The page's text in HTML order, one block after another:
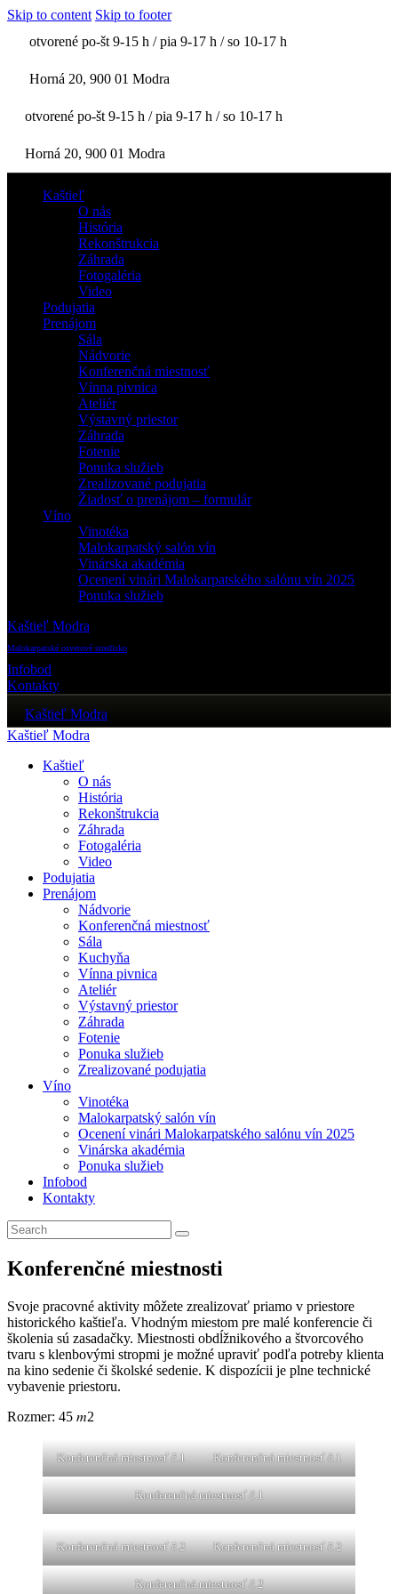
Skip to content Skip to footer
otvorené po-št 9-15 h / pia 9-17 h / so 10-17 h
Horná 20, 900 01 Modra
otvorené po-št 9-15 h / pia 9-17 h / so 10-17 h
Horná 20, 900 01 Modra
Kaštieľ
O nás
História
Rekonštrukcia
Záhrada
Fotogaléria
Video
Podujatia
Prenájom
Sála
Nádvorie
Konferenčná miestnosť
Vínna pivnica
Ateliér
Výstavný priestor
Záhrada
Fotenie
Ponuka služieb
Zrealizované podujatia
Žiadosť o prenájom – formulár
Víno
Vinotéka
Malokarpatský salón vín
Vinárska akadémia
Ocenení vinári Malokarpatského salónu vín 2025
Ponuka služieb
Kaštieľ Modra
Malokarpatské osvetové stredisko
Infobod
Kontakty
Kaštieľ Modra
Kaštieľ Modra
Kaštieľ
O nás
História
Rekonštrukcia
Záhrada
Fotogaléria
Video
Podujatia
Prenájom
Nádvorie
Konferenčná miestnosť
Sála
Kuchyňa
Vínna pivnica
Ateliér
Výstavný priestor
Záhrada
Fotenie
Ponuka služieb
Zrealizované podujatia
Víno
Vinotéka
Malokarpatský salón vín
Ocenení vinári Malokarpatského salónu vín 2025
Vinárska akadémia
Ponuka služieb
Infobod
Kontakty
Konferenčné miestnosti
Svoje pracovné aktivity môžete zrealizovať priamo v priestore
historického kaštieľa. Vhodným miestom pre malé konferencie či
školenia sú zasadačky. Miestnosti obdĺžnikového a štvorcového
tvaru s klenbovými stropmi je možné upraviť podľa potreby klienta
na kino sedenie či školské sedenie. K dispozícii je plne technické
vybavenie priestoru.
Rozmer: 45 𝑚2
Konferenčná miestnosť č.1 Konferenčná miestnosť č.1
Konferenčná miestnosť č.1
Konferenčná miestnosť č.2 Konferenčná miestnosť č.2
Konferenčná miestnosť č.2